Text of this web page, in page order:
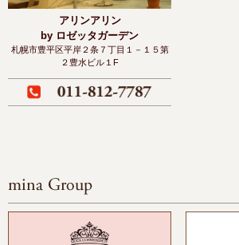
アリンアリン
by ロゼッタガーデン
札幌市豊平区平岸２条７丁目１－１５第
２豊水ビル１F